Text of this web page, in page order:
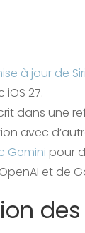
à jour de Siri
27.
dans une
avec
Gemini pour
et de